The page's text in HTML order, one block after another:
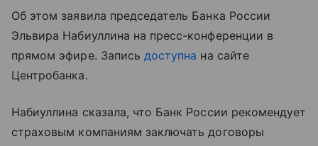
Об этом заявила председатель Банка России
Эльвира Набиуллина на пресс-конференции в
прямом эфире. Записьдоступна на сайте
Центробанка.
Набиуллина сказала, что Банк России рекомендует
страховым компаниям заключать договоры